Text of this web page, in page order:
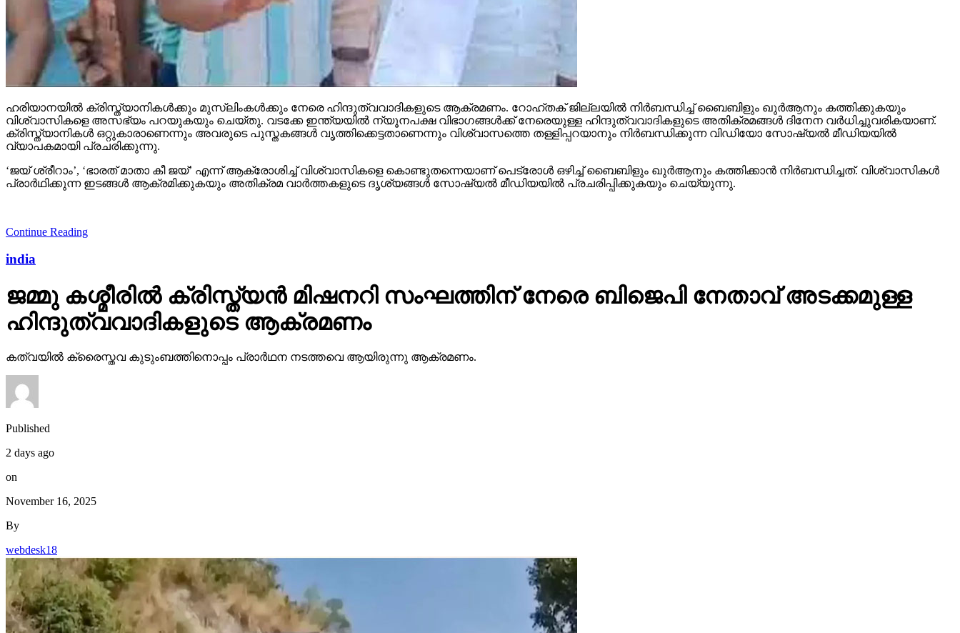
ഹരിയാനയില്‍ ക്രിസ്ത്യാനികള്‍ക്കും മുസ്‌ലിംകള്‍ക്കും നേരെ ഹിന്ദുത്വവാദികളുടെ ആക്രമണം. റോഹ്തക് ജില്ലയില്‍ നിര്‍ബന്ധിച്ച് ബൈബിളും ഖുര്‍ആനും കത്തിക്കുകയും
വിശ്വാസികളെ അസഭ്യം പറയുകയും ചെയ്തു. വടക്കേ ഇന്ത്യയില്‍ ന്യൂനപക്ഷ വിഭാഗങ്ങള്‍ക്ക് നേരെയുള്ള ഹിന്ദുത്വവാദികളുടെ അതിക്രമങ്ങള്‍ ദിനേന വര്‍ധിച്ചുവരികയാണ്.
ക്രിസ്ത്യാനികള്‍ ഒറ്റുകാരാണെന്നും അവരുടെ പുസ്തകങ്ങള്‍ വൃത്തിക്കെട്ടതാണെന്നും വിശ്വാസത്തെ തള്ളിപ്പറയാനും നിര്‍ബന്ധിക്കുന്ന വിഡിയോ സോഷ്യല്‍ മീഡിയയില്‍
വ്യാപകമായി പ്രചരിക്കുന്നു.
‘ജയ് ശ്രീറാം’, ‘ഭാരത് മാതാ കീ ജയ്’ എന്ന് ആക്രോശിച്ച് വിശ്വാസികളെ കൊണ്ടുതന്നെയാണ് പെട്രോള്‍ ഒഴിച്ച് ബൈബിളും ഖുര്‍ആനും കത്തിക്കാന്‍ നിര്‍ബന്ധിച്ചത്. വിശ്വാസികള്‍
പ്രാര്‍ഥിക്കുന്ന ഇടങ്ങള്‍ ആക്രമിക്കുകയും അതിക്രമ വാര്‍ത്തകളുടെ ദൃശ്യങ്ങള്‍ സോഷ്യല്‍ മീഡിയയില്‍ പ്രചരിപ്പിക്കുകയും ചെയ്യുന്നു.
Continue Reading
india
ജമ്മു കശ്മീരില്‍ ക്രിസ്ത്യന്‍ മിഷനറി സംഘത്തിന് നേരെ ബിജെപി നേതാവ് അടക്കമുള്ള
ഹിന്ദുത്വവാദികളുടെ ആക്രമണം
കത്വയില്‍ ക്രൈസ്തവ കുടുംബത്തിനൊപ്പം പ്രാര്‍ഥന നടത്തവെ ആയിരുന്നു ആക്രമണം.
Published
2 days ago
on
November 16, 2025
By
webdesk18